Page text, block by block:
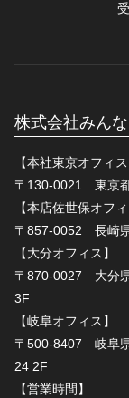
株式会社みん
【本社東京オフィス
〒130-0021 東京
【本店佐世保オフィ
〒857-0052 長崎
【大分オフィス】
〒870-0027 大分
3F
【岐阜オフィス】
〒500-8407 岐阜
24 2F
【営業時間】